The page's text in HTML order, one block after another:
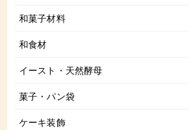
和菓子材料
和食材
イースト・天然酵母
菓子・パン袋
ケーキ装飾